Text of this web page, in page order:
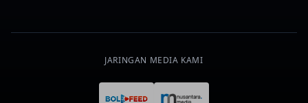
JARINGAN MEDIA KAMI